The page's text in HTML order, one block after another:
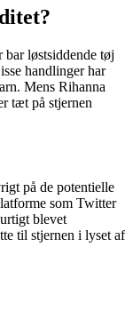
løstsiddende tøj
handlinger har
Mens Rihanna
tæt på stjernen
på de potentielle
som Twitter
blevet
til stjernen i lyset af